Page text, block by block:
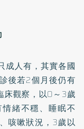
成人有，其實各國
後若2個月後仍有
床觀察，以0～3歲
緒不穩、睡眠不
咳嗽狀況，3歲以